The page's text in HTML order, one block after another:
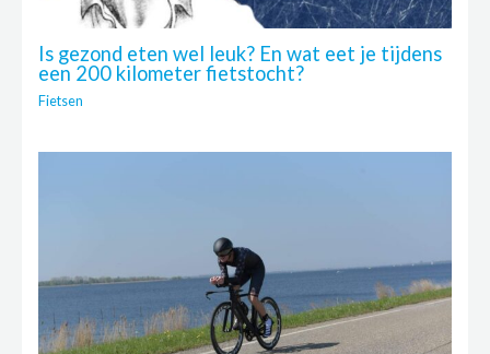
Is gezond eten wel leuk? En wat eet je tijdens
een 200 kilometer fietstocht?
Fietsen